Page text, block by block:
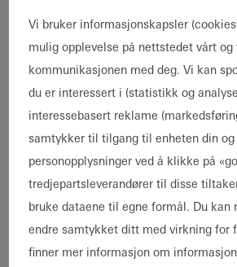
Moderne liv i
naturen
Hus og hytter i Norges
13 spennende
Vi bruker informasjonskapsler
mulig opplevelse på nettstedet vårt og
kommunikasjonen med deg. Vi kan
du er interessert i (statistikk og
interessebasert reklame
samtykker til tilgang til enheten din og
personopplysninger ved å klikke på
tredjepartsleverandører til disse
bruke dataene til egne formål. Du kan
endre samtykket ditt med virkning for
finner mer informasjon om